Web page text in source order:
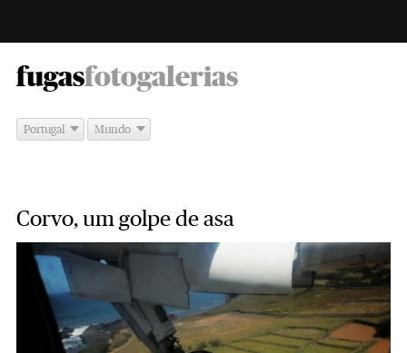
fugas -
fotogalerias
Portugal Mundo
Corvo, um golpe de asa